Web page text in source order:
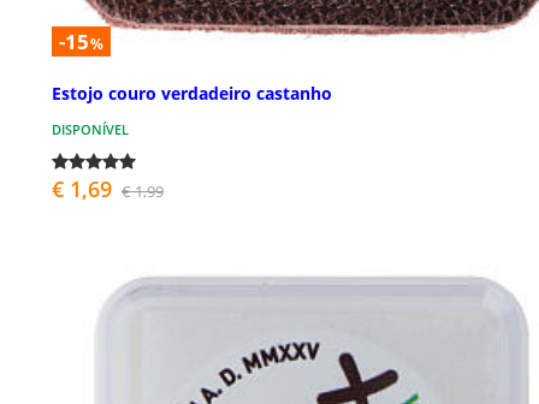
-15%
Estojo couro verdadeiro castanho
DISPONÍVEL
€ 1,69 € 1,99